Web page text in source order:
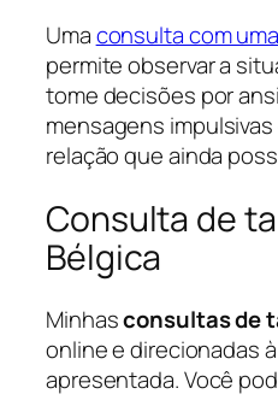
Umaconsulta com
permite observar a
tome decisões por
mensagens
relação que ainda
Consulta de
Bélgica
Minhasconsultas de
online e direcionadas
apresentada. Você